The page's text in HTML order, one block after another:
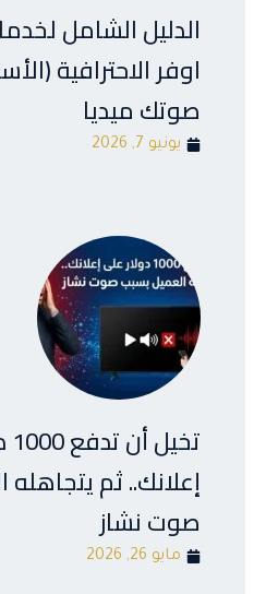
الدليل الشامل
اوفر الاحترافية
صوتك ميديا
يونيو 7, 2026
تخيل أن
إعلانك.. ثم يتجاهله
صوت نشاز
مايو 26, 2026